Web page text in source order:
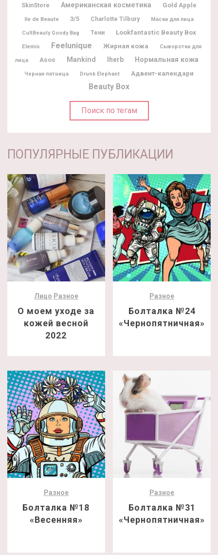
SkinStore Американская косметика Gold Apple
Ile de Beaute 3/5 Charlotte Tilbury Маска для лица
CultBeauty Goody Bag Тени Lookfantastic Beauty Box
Elemis Feelunique Жирная кожа Сыворотка для
лица Asos Mankind Iherb Нормальная кожа
Черная пятница Drunk Elephant Адвент-календари
Beauty Box
Поиск по тегам
ПОПУЛЯРНЫЕ ПУБЛИКАЦИИ
Лицо Разное
О моем уходе за
кожей весной
2022
Разное
Болталка №24
«Чернопятничная»
Разное
Болталка №18
«Весенняя»
Разное
Болталка №31
«Чернопятничная»